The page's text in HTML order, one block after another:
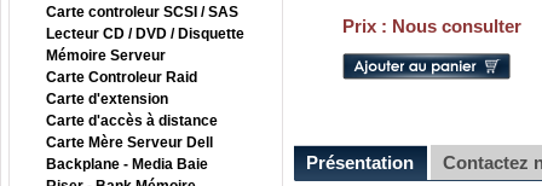
Carte controleur SCSI / SAS
Lecteur CD / DVD / Disquette
Mémoire Serveur
Carte Controleur Raid
Carte d'extension
Carte d'accès à distance
Carte Mère Serveur Dell
Backplane - Media Baie
Prix : Nous consulter
Présentation Contactez